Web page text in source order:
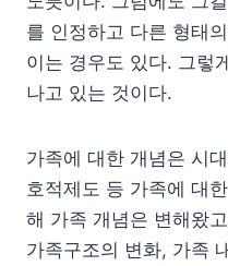
를 인정하고 다른 형태
이는 경우도 있다. 그렇
나고 있는 것이다.
가족에 대한 개념은 시
호적제도 등 가족에 대
해 가족 개념은 변해왔
가족구조의 변화, 가족